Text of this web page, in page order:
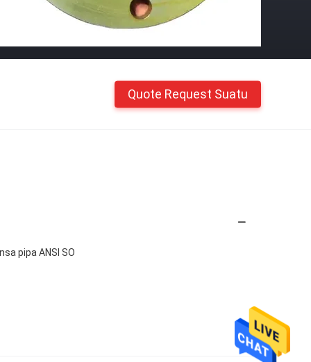
Quote Request Suatu
pipa ANSI SO